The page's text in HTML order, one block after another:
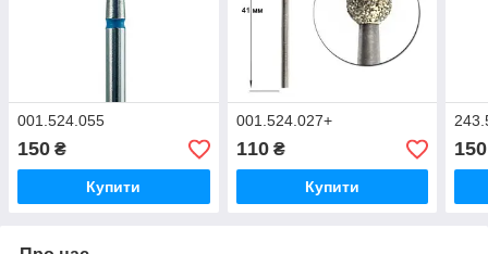
001.524.055
150 ₴
Купити
001.524.027+
110₴
Купити
150